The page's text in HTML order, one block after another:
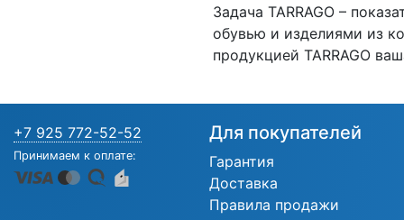
Задача TARRAGO –
обувью и изделиями из
продукцией TARRAGO
+7 925 772-52-52
Принимаем к оплате:
Для покупателей
Гарантия
Доставка
Правила продажи